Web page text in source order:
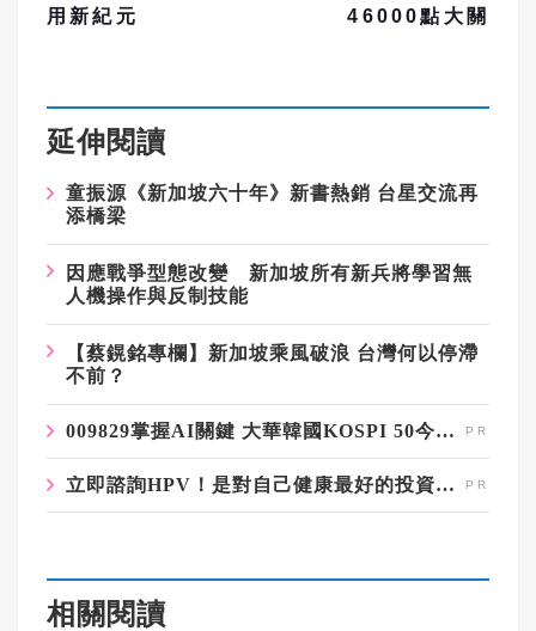
用新紀元 46000點大關
延伸閱讀
童振源《新加坡六十年》新書熱銷 台星交流再
添橋梁
因應戰爭型態改變 新加坡所有新兵將學習無
人機操作與反制技能
【蔡鎤銘專欄】新加坡乘風破浪 台灣何以停滯
不前？
009829掌握AI關鍵 大華韓國KOSPI 50今強勢開募
立即諮詢HPV！是對自己健康最好的投資，把握現在不嫌晚！
相關閱讀